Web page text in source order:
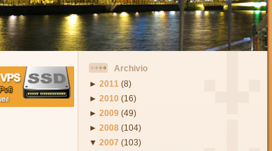
Archivio
► 2011 (8)
► 2010 (16)
► 2009 (49)
► 2008 (104)
▼ 2007 (103)